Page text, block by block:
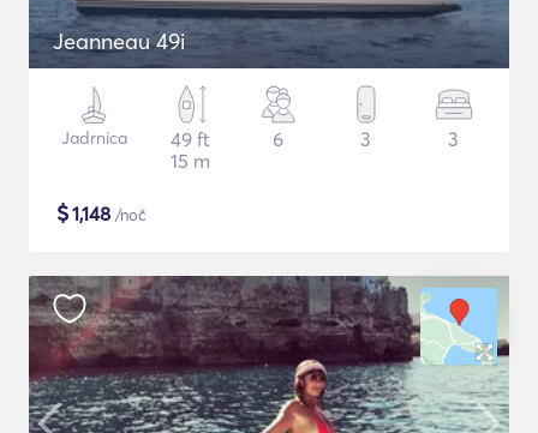
Jeanneau 49i
Jadrnica
49 ft
15 m
6 3 3
$1,148 /noč